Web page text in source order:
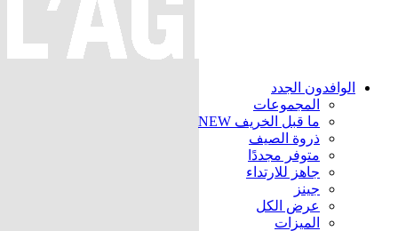
الوافدون الجدد
المجموعات
ما قبل الخريف NEW
ذروة الصيف
متوفر مجددًا
جاهز للارتداء
جينز
عرض الكل
الميزات